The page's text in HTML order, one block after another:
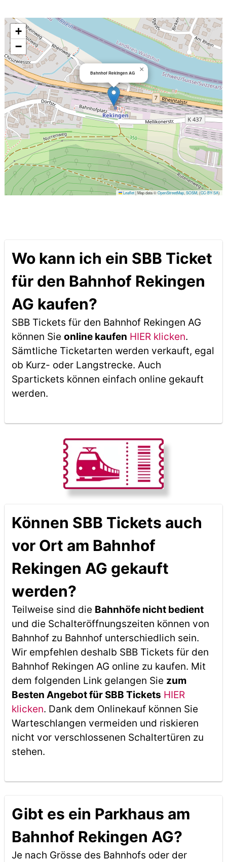
Bahnhof Rekingen AG ×
+
−
Leaflet|Map data ©OpenStreetMap ,SOSM , (CC-BY-SA)
Wo kann ich ein SBB Ticket
für den Bahnhof Rekingen
AG kaufen?
SBB Tickets für den Bahnhof Rekingen AG
können Sie online kaufen HIER klicken.
Sämtliche Ticketarten werden verkauft, egal
ob Kurz- oder Langstrecke. Auch
Spartickets können einfach online gekauft
werden.
Können SBB Tickets auch
vor Ort am Bahnhof
Rekingen AG gekauft
werden?
Teilweise sind die Bahnhöfe nicht bedient
und die Schalteröffnungszeiten können von
Bahnhof zu Bahnhof unterschiedlich sein.
Wir empfehlen deshalb SBB Tickets für den
Bahnhof Rekingen AG online zu kaufen. Mit
dem folgenden Link gelangen Sie zum
Besten Angebot für SBB Tickets HIER
klicken. Dank dem Onlinekauf können Sie
Warteschlangen vermeiden und riskieren
nicht vor verschlossenen Schaltertüren zu
stehen.
Gibt es ein Parkhaus am
Bahnhof Rekingen AG?
Je nach Grösse des Bahnhofs oder der